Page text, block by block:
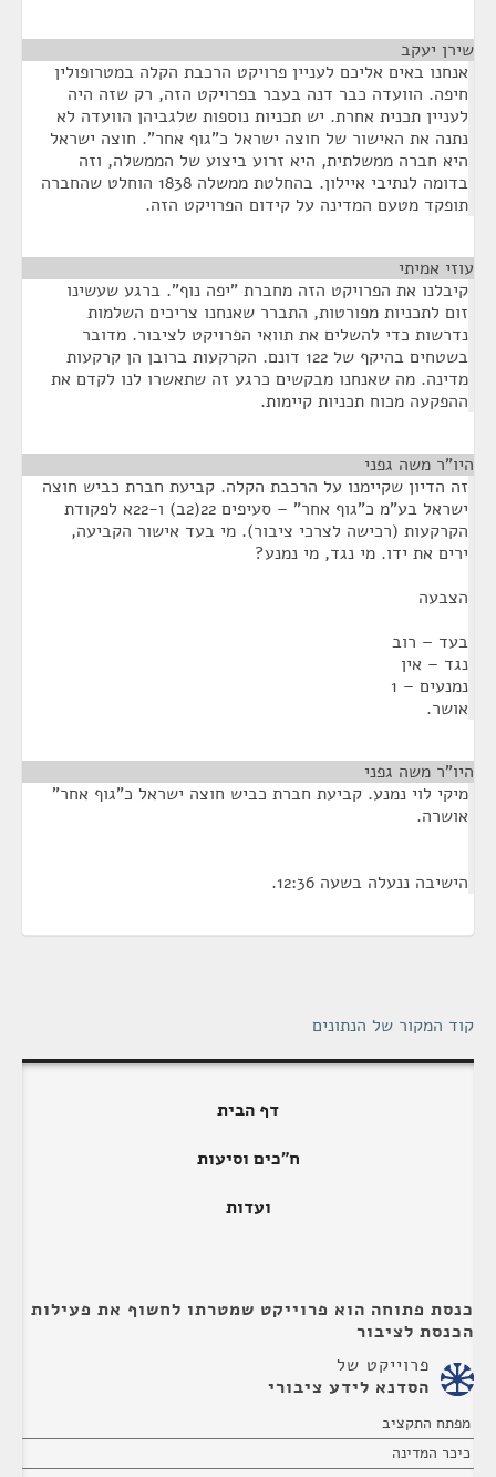
שירן יעקב
אנחנו באים אליכם לעניין פרויקט הרכבת הקלה במטרופולין
חיפה. הוועדה כבר דנה בעבר בפרויקט הזה, רק שזה היה
לעניין תכנית אחרת. יש תכניות נוספות שלגביהן הוועדה לא
נתנה את האישור של חוצה ישראל כ"גוף אחר". חוצה ישראל
היא חברה ממשלתית, היא זרוע ביצוע של הממשלה, וזה
בדומה לנתיבי איילון. בהחלטת ממשלה 1838 הוחלט שהחברה
תופקד מטעם המדינה על קידום הפרויקט הזה.
עוזי אמיתי
קיבלנו את הפרויקט הזה מחברת "יפה נוף". ברגע שעשינו
זום לתכניות מפורטות, התברר שאנחנו צריכים השלמות
נדרשות כדי להשלים את תוואי הפרויקט לציבור. מדובר
בשטחים בהיקף של 122 דונם. הקרקעות ברובן הן קרקעות
מדינה. מה שאנחנו מבקשים כרגע זה שתאשרו לנו לקדם את
ההפקעה מכוח תכניות קיימות.
היו"ר משה גפני
זה הדיון שקיימנו על הרכבת הקלה. קביעת חברת כביש חוצה
ישראל בע"מ כ"גוף אחר" – סעיפים 22(2ב) ו-22א לפקודת
הקרקעות (רכישה לצרכי ציבור). מי בעד אישור הקביעה,
ירים את ידו. מי נגד, מי נמנע?
הצבעה
בעד – רוב
נגד – אין
נמנעים – 1
אושר.
היו"ר משה גפני
מיקי לוי נמנע. קביעת חברת כביש חוצה ישראל כ"גוף אחר"
אושרה.
הישיבה ננעלה בשעה 12:36.
קוד המקור של הנתונים
דף הבית
ח"כים וסיעות
ועדות
כנסת פתוחה הוא פרוייקט שמטרתו לחשוף את פעילות
הכנסת לציבור
פרוייקט של
הסדנא לידע ציבורי
מפתח התקציב
כיכר המדינה